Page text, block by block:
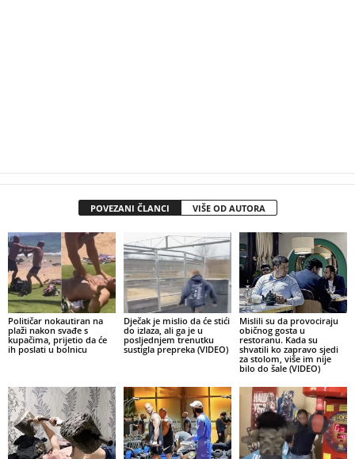
POVEZANI ČLANCI VIŠE OD AUTORA
Političar nokautiran na
plaži nakon svađe s
kupačima, prijetio da će
ih poslati u bolnicu
Dječak je mislio da će stići
do izlaza, ali ga je u
posljednjem trenutku
sustigla prepreka (VIDEO)
Mislili su da provociraju
običnog gosta u
restoranu. Kada su
shvatili ko zapravo sjedi
za stolom, više im nije
bilo do šale (VIDEO)